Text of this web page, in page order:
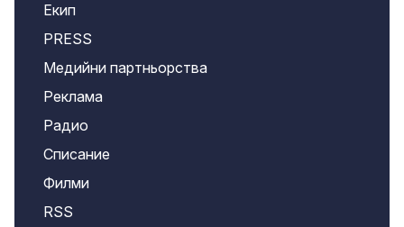
Екип
PRESS
Медийни партньорства
Реклама
Радио
Списание
Филми
RSS